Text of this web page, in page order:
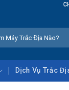
CHÀO MỪNG QUÝ
Dịch Vụ Trắc